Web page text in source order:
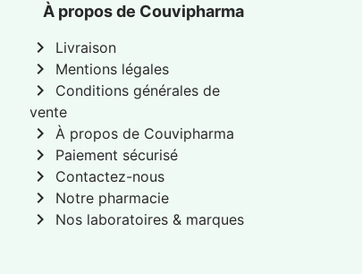
À propos de Couvipharma
chevron_right Livraison
chevron_right Mentions légales
chevron_right
Conditions générales de
vente
chevron_right À propos de Couvipharma
chevron_right Paiement sécurisé
chevron_right Contactez-nous
chevron_right Notre pharmacie
chevron_right Nos laboratoires & marques